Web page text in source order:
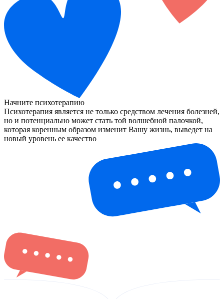
Начните психотерапию
Психотерапия является не только средством лечения болезней,
но и потенциально может стать той волшебной палочкой,
которая коренным образом изменит Вашу жизнь, выведет на
новый уровень ее качество